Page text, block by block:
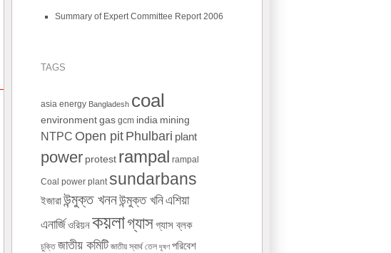
Summary of Expert Committee Report 2006
TAGS
asia energy Bangladesh coal
environment gas gcm india mining
NTPC Open pit Phulbari plant
power protest rampal rampal
Coal power plant sundarbans
ইজারাউন্মুক্ত খননউন্মুক্ত খনিএশিয়া
এনার্জিওরিয়নকয়লাগ্যাসগ্যাস ব্লক
চুক্তি জাতীয় কমিটি জাতীয় স্বার্থ তেল দূষণ পরিবেশ